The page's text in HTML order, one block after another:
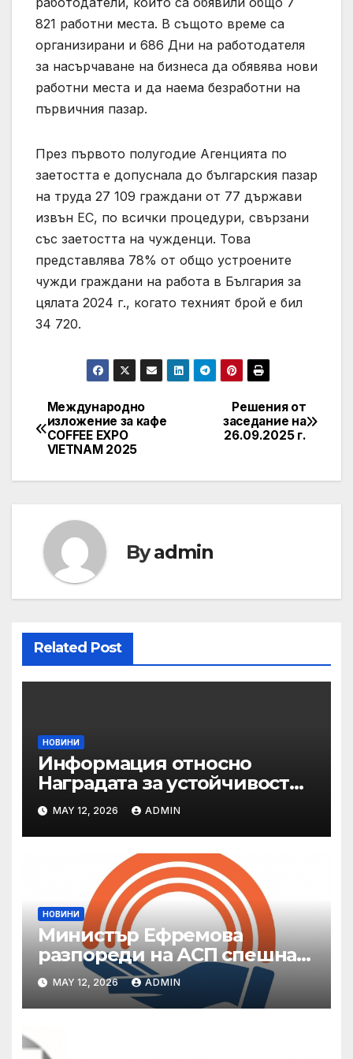
821 работни места. В същото време са
организирани и 686 Дни на работодателя
за насърчаване на бизнеса да обявява нови
работни места и да наема безработни на
първичния пазар.
През първото полугодие Агенцията по
заетостта е допуснала до българския пазар
на труда 27 109 граждани от 77 държави
извън ЕС, по всички процедури, свързани
със заетостта на чужденци. Това
представлява 78% от общо устроените
чужди граждани на работа в България за
цялата 2024 г., когато техният брой е бил
34 720.
Post
navigation
Решения от
заседание на
26.09.2025 г.
Международно
изложение за кафе
COFFEE EXPO
VIETNAM 2025
Byadmin
Related Post
НОВИНИ
Информация относно
Наградата за устойчивост
на ОАЕ „Зайед“
MAY 12, 2026 ADMIN
НОВИНИ
Министър Ефремова
разпореди на АСП спешна
готовност за оказване на
подкрепа на пострадали от
валежи и градушки
MAY 12, 2026 ADMIN